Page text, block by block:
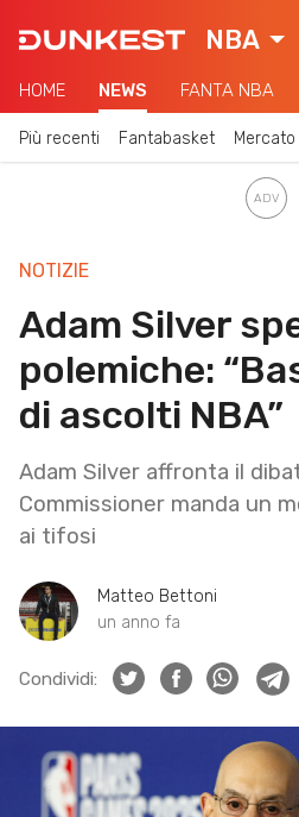
NBA
HOME NEWS FANTA NBA
Più recenti Fantabasket Mercato
NOTIZIE
Adam Silver
polemiche:
di ascolti NBA”
Adam Silver affronta il
Commissioner manda un
ai tifosi
Matteo Bettoni
un anno fa
Condividi: